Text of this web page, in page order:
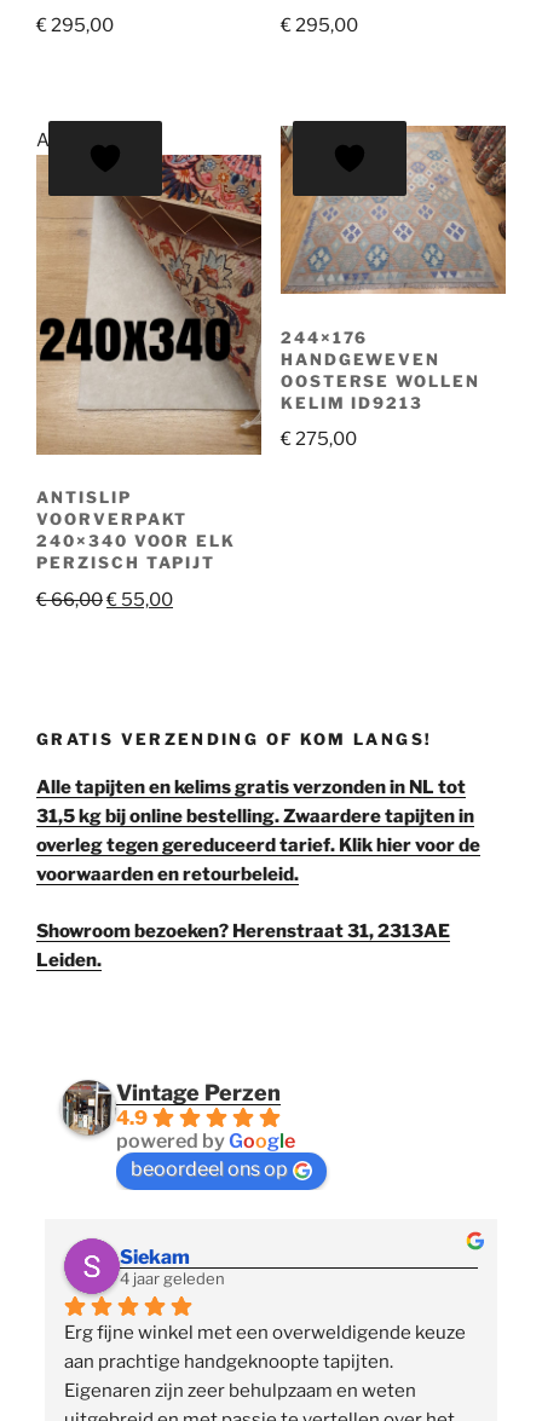
€295,00 €295,00
Aanbieding!
ANTISLIP
VOORVERPAKT
240×340 VOOR ELK
PERZISCH TAPIJT
€66,00Oorspronkelijke
€ 55,00Huidige
244×176
HANDGEWEVEN
OOSTERSE WOLLEN
KELIM ID9213
€275,00
GRATIS VERZENDING OF KOM LANGS!
Alle tapijten en kelims gratis verzonden in NL tot
31,5 kg bij online bestelling. Zwaardere tapijten in
overleg tegen gereduceerd tarief. Klik hier voor de
voorwaarden en retourbeleid.
Showroom bezoeken? Herenstraat 31, 2313AE
Leiden.
Vintage Perzen
4.9
powered byGoogle
beoordeel ons op
Siekam
4 jaar geleden
Erg fijne winkel met een overweldigende keuze
aan prachtige handgeknoopte tapijten.
Eigenaren zijn zeer behulpzaam en weten